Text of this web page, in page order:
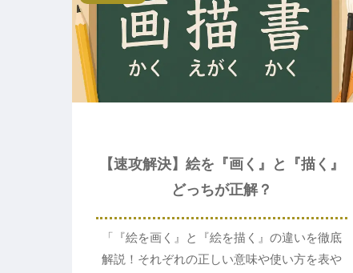
【速攻解決】絵を『画く』と『描く』
どっちが正解？
「『絵を画く』と『絵を描く』の違いを徹底
解説！それぞれの正しい意味や使い方を表や